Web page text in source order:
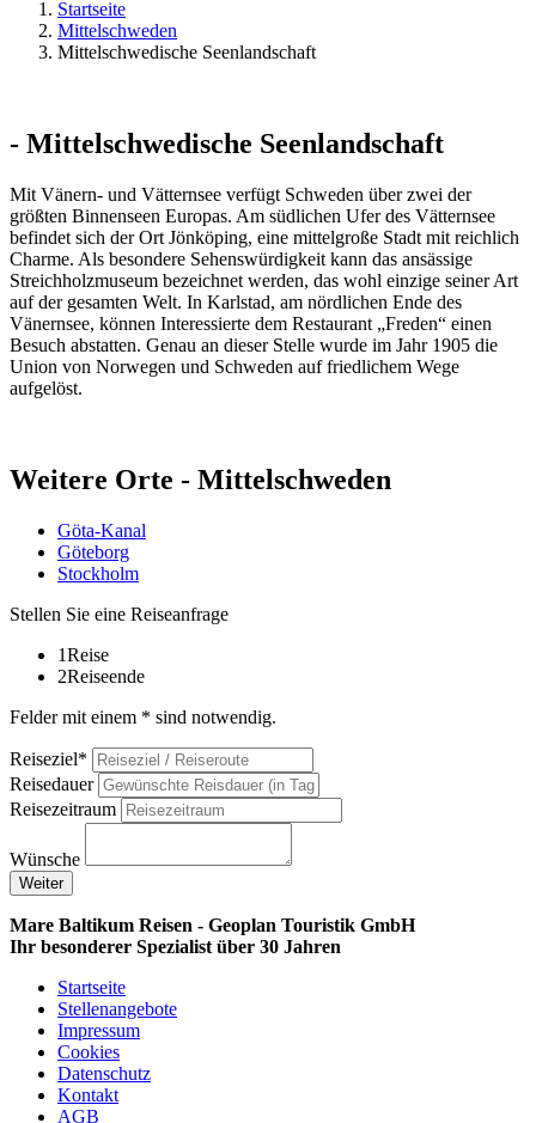
Startseite
Mittelschweden
Mittelschwedische Seenlandschaft
- Mittelschwedische Seenlandschaft
Mit Vänern- und Vätternsee verfügt Schweden über zwei der
größten Binnenseen Europas. Am südlichen Ufer des Vätternsee
befindet sich der Ort Jönköping, eine mittelgroße Stadt mit reichlich
Charme. Als besondere Sehenswürdigkeit kann das ansässige
Streichholzmuseum bezeichnet werden, das wohl einzige seiner Art
auf der gesamten Welt. In Karlstad, am nördlichen Ende des
Vänernsee, können Interessierte dem Restaurant „Freden“ einen
Besuch abstatten. Genau an dieser Stelle wurde im Jahr 1905 die
Union von Norwegen und Schweden auf friedlichem Wege
aufgelöst.
Weitere Orte - Mittelschweden
Göta-Kanal
Göteborg
Stockholm
Stellen Sie eine Reiseanfrage
1Reise
2Reiseende
Felder mit einem * sind notwendig.
Reiseziel*
Reisedauer
Reisezeitraum
Wünsche
Weiter
Mare Baltikum Reisen - Geoplan Touristik GmbH
Ihr besonderer Spezialist über 30 Jahren
Startseite
Stellenangebote
Impressum
Cookies
Datenschutz
Kontakt
AGB